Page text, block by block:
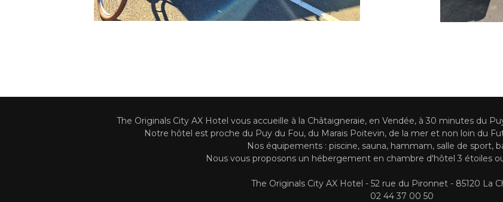
The Originals City AX Hotel vous accueille à la Châtaigneraie, en Vendée, à 30 minutes du
Notre hôtel est proche du Puy du Fou, du Marais Poitevin, de la mer et non loin du
Nos équipements : piscine, sauna, hammam, salle de sport,
Nous vous proposons un hébergement en chambre d'hôtel 3 étoiles
The Originals City AX Hotel - 52 rue du Pironnet - 85120 La
02 44 37 00 50